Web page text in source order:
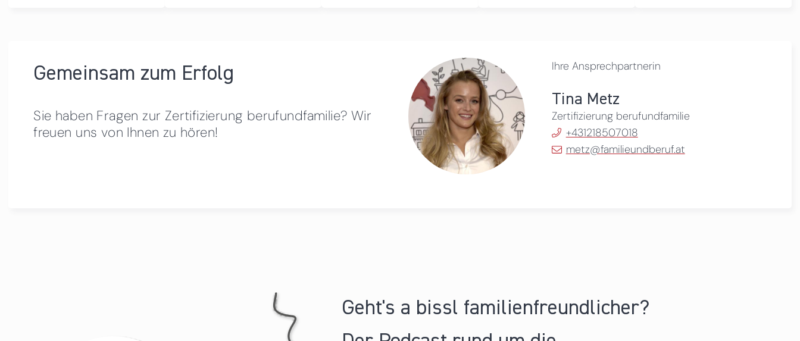
Gemeinsam zum Erfolg
Sie haben Fragen zur Zertifizierung berufundfamilie? Wir
freuen uns von Ihnen zu hören!
Ihre Ansprechpartnerin
Tina Metz
Zertifizierung berufundfamilie
+431218507018
metz@familieundberuf.at
Geht's a bissl familienfreundlicher?